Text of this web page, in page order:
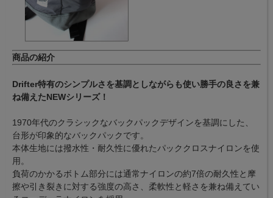
商品の紹介
Drifter特有のシンプルさを基調としながらも使い勝手の良さを兼
ね備えたNEWシリーズ！
1970年代のクラシックなバックパックデザインを基調にした、
台形が印象的なバックパックです。
本体生地には撥水性・耐久性に優れたパッククロスナイロンを使
用。
負荷のかかるボトム部分には通常ナイロンの約7倍の耐久性と摩
擦や引き裂きに対する強度の高さ、柔軟性と軽さを兼ね備えてい